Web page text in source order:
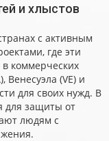
и хлыстов
с активным
где эти
коммерческих
Венесуэла (VE) и
для своих нужд. В
для защиты от
людям с